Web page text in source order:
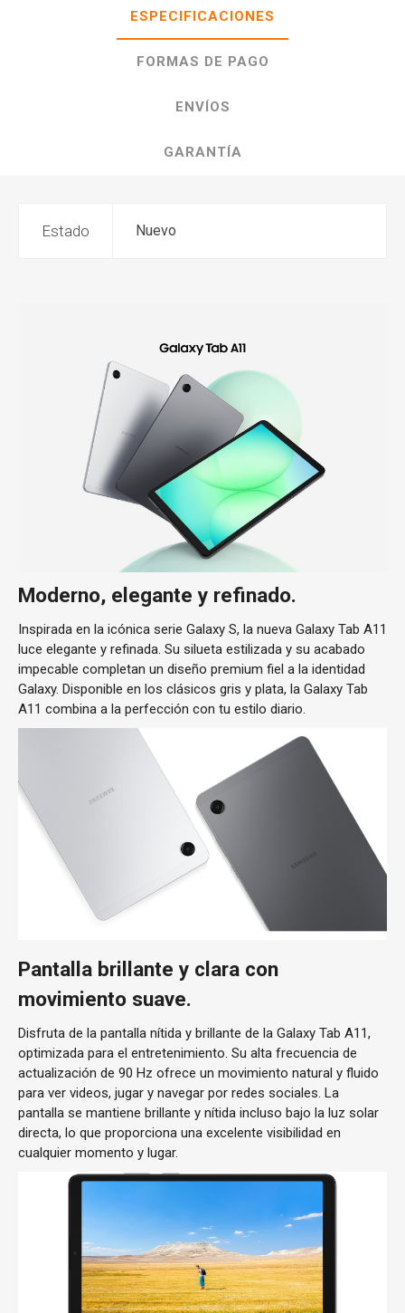
ESPECIFICACIONES
FORMAS DE PAGO
ENVÍOS
GARANTÍA
Estado Nuevo
Moderno, elegante y refinado.
Inspirada en la icónica serie Galaxy S, la nueva Galaxy Tab A11
luce elegante y refinada. Su silueta estilizada y su acabado
impecable completan un diseño premium fiel a la identidad
Galaxy. Disponible en los clásicos gris y plata, la Galaxy Tab
A11 combina a la perfección con tu estilo diario.
Pantalla brillante y clara con
movimiento suave.
Disfruta de la pantalla nítida y brillante de la Galaxy Tab A11,
optimizada para el entretenimiento. Su alta frecuencia de
actualización de 90 Hz ofrece un movimiento natural y fluido
para ver videos, jugar y navegar por redes sociales. La
pantalla se mantiene brillante y nítida incluso bajo la luz solar
directa, lo que proporciona una excelente visibilidad en
cualquier momento y lugar.